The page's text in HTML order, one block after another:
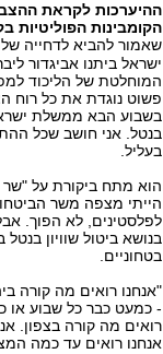
ההיערכות לקראת
הקומבינות הפוליטיות
שאמור להביא לדחייה
ישראל ביתנו אביגדור
המוחלטת של הליכוד
פשוט נוגדת את כל רוח
בשבוע הבא ממשלת
בנטל. אני חושב שכל
בעליל.
הוא מתח ביקורת על "שר
הייתי מצפה משר
לפלסטינים, לא הפוך.
בנושא ביטול שוויון
בטחוניים.
"אנחנו רואים מה קורה
- כמעט כבר כל שבוע או
רואים מה קורה בצפון.
אנחנו רואים עד כמה